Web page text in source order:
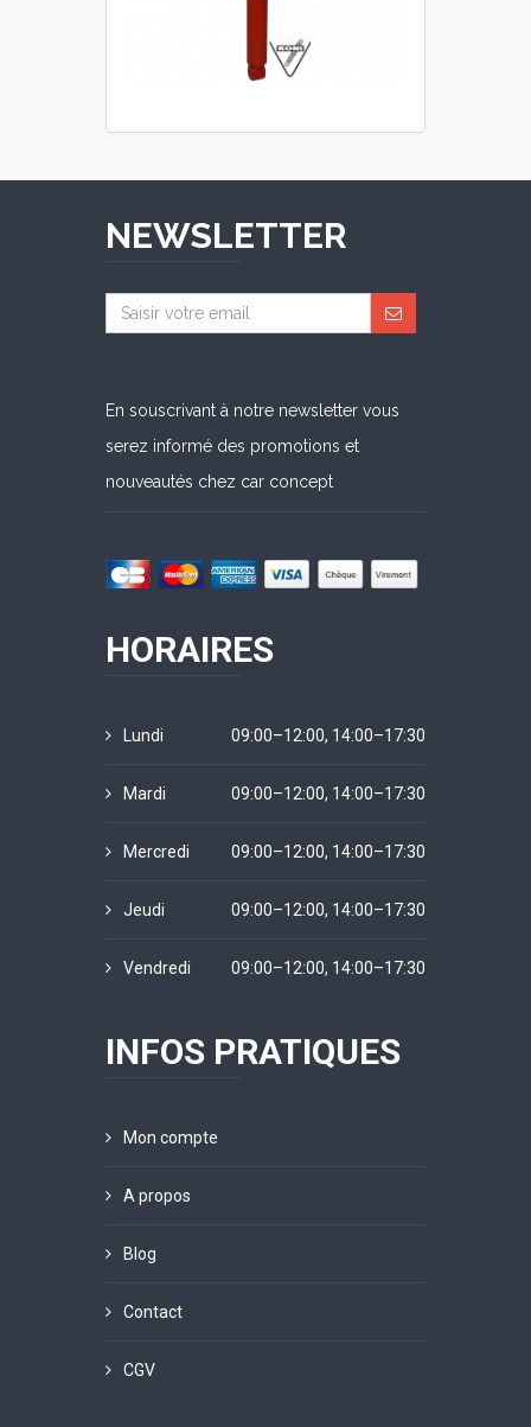
NEWSLETTER
En souscrivant à notre newsletter vous
serez informé des promotions et
nouveautés chez car concept
HORAIRES
Lundi 09:00–12:00, 14:00–17:30
Mardi 09:00–12:00, 14:00–17:30
Mercredi 09:00–12:00, 14:00–17:30
Jeudi 09:00–12:00, 14:00–17:30
Vendredi 09:00–12:00, 14:00–17:30
INFOS PRATIQUES
Mon compte
A propos
Blog
Contact
CGV